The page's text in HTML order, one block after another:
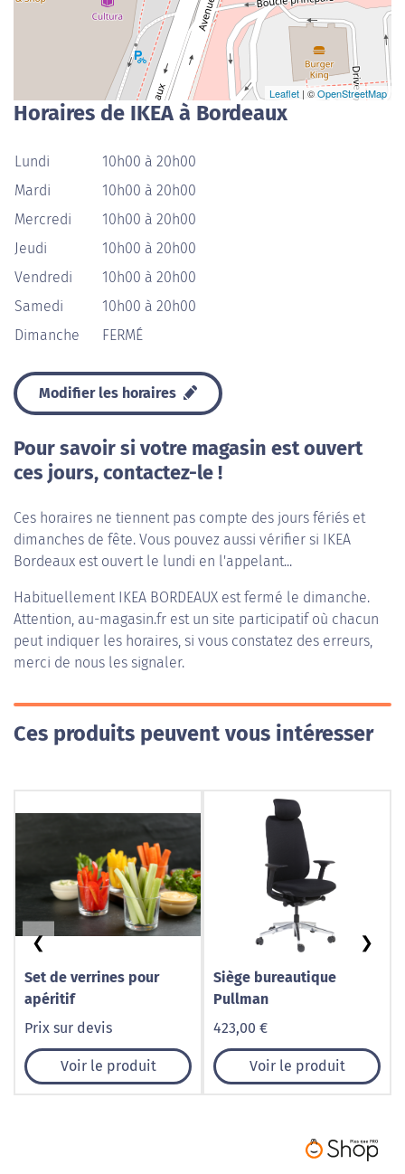
Leaflet | ©OpenStreetMap
Horaires de IKEA à Bordeaux
Lundi
10h00 à 20h00
Mardi
10h00 à 20h00
Mercredi
10h00 à 20h00
Jeudi
10h00 à 20h00
Vendredi
10h00 à 20h00
Samedi
10h00 à 20h00
Dimanche
FERMÉ
Modifier les horaires
Pour savoir si votre magasin est ouvert
ces jours, contactez-le !
Ces horaires ne tiennent pas compte des jours fériés et
dimanches de fête. Vous pouvez aussi vérifier si IKEA
Bordeaux est ouvert le lundi en l'appelant...
Habituellement IKEA BORDEAUX est fermé le dimanche.
Attention, au-magasin.fr est un site participatif où chacun
peut indiquer les horaires, si vous constatez des erreurs,
merci de nous les signaler.
Ces produits peuvent vous intéresser
Set de verrines pour
apéritif
Prix sur devis
Voir le produit
Siège bureautique
Pullman
423,00 €
Voir le produit
❮ ❯